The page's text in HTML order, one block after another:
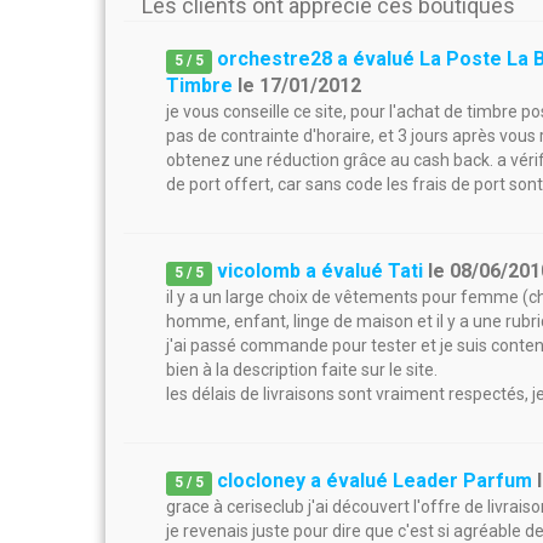
Les clients ont apprécié ces boutiques
5 / 5
orchestre28 a évalué La Poste La
Timbre le 17/01/2012
je vous conseille ce site, pour l'achat de timbre
pas de contrainte d'horaire, et 3 jours après
obtenez une réduction grâce au cash back. a
de port offert, car sans code les frais de port
5 / 5 vicolomb a évalué Tati le 08/06/
il y a un large choix de vêtements pour femme
homme, enfant, linge de maison et il y a une
j'ai passé commande pour tester et je suis
bien à la description faite sur le site.
les délais de livraisons sont vraiment respectés,
5 / 5 clocloney a évalué Leader Parfum
grace à ceriseclub j'ai découvert l'offre de
je revenais juste pour dire que c'est si agréable